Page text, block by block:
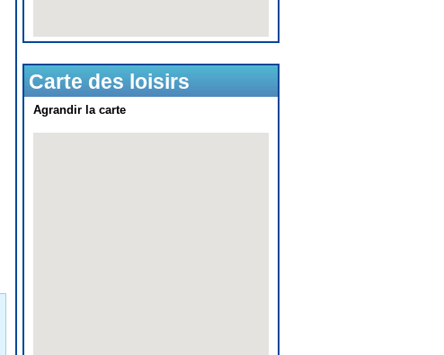
Carte des loisirs
Agrandir la carte